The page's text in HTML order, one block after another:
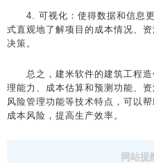
4. 可视化：使得数据和信息更
式直观地了解项目的成本情况、
决策。
总之，建米软件的建筑工程造
理能力、成本估算和预测功能、
风险管理功能等技术特点，可以
成本风险，提高生产效率。
网站提